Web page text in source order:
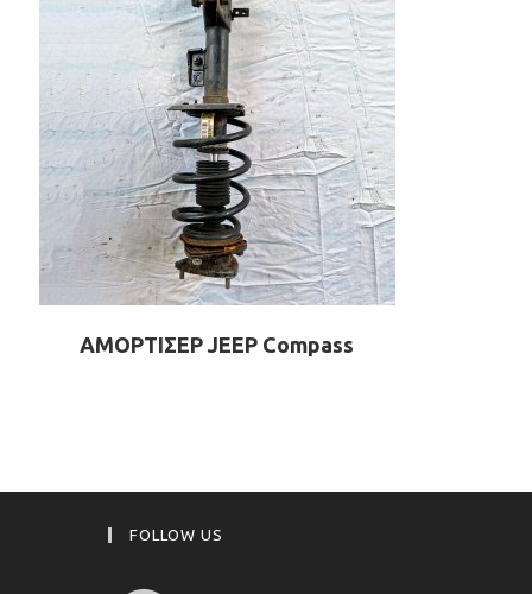
ΑΜΟΡΤΙΣΕΡ JEEP Compass
FOLLOW US